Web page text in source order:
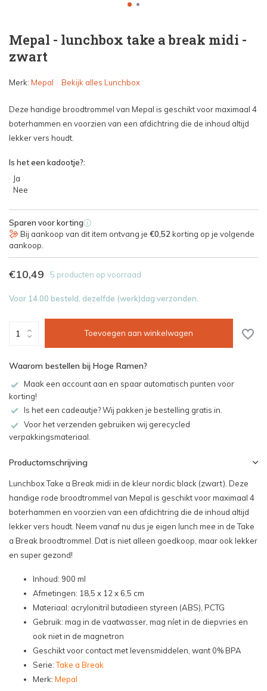
Mepal - lunchbox take a break midi -
zwart
Merk: Mepal Bekijk alles Lunchbox
Deze handige broodtrommel van Mepal is geschikt voor maximaal 4
boterhammen en voorzien van een afdichtring die de inhoud altijd
lekker vers houdt.
Is het een kadootje?:
Ja
Nee
Sparen voor korting i
Bij aankoop van dit item ontvang je €0,52 korting op je volgende
aankoop.
€10,49 5 producten op voorraad
Voor 14.00 besteld, dezelfde (werk)dag verzonden.
Toevoegen aan winkelwagen
Waarom bestellen bij Hoge Ramen?
Maak een account aan en spaar automatisch punten voor
korting!
Is het een cadeautje? Wij pakken je bestelling gratis in.
Voor het verzenden gebruiken wij gerecycled
verpakkingsmateriaal.
Productomschrijving
Lunchbox Take a Break midi in de kleur nordic black (zwart). Deze
handige rode broodtrommel van Mepal is geschikt voor maximaal 4
boterhammen en voorzien van een afdichtring die de inhoud altijd
lekker vers houdt. Neem vanaf nu dus je eigen lunch mee in de Take
a Break broodtrommel. Dat is niet alleen goedkoop, maar ook lekker
en super gezond!
Inhoud: 900 ml
Afmetingen: 18,5 x 12 x 6,5 cm
Materiaal: acrylonitril butadieen styreen (ABS), PCTG
Gebruik: mag in de vaatwasser, mag níet in de diepvries en
ook niet in de magnetron
Geschikt voor contact met levensmiddelen, want 0% BPA
Serie:Take a Break
Merk: Mepal